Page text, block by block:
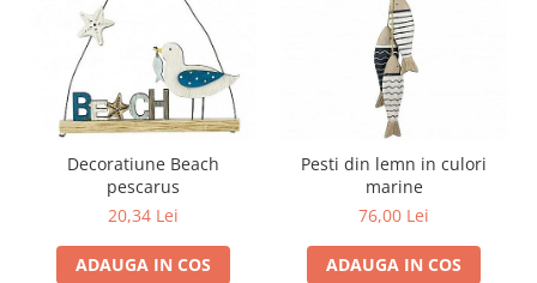
Decoratiune Beach
pescarus
20,34 Lei
ADAUGA IN COS
Pesti din lemn in culori
marine
76,00 Lei
ADAUGA IN COS